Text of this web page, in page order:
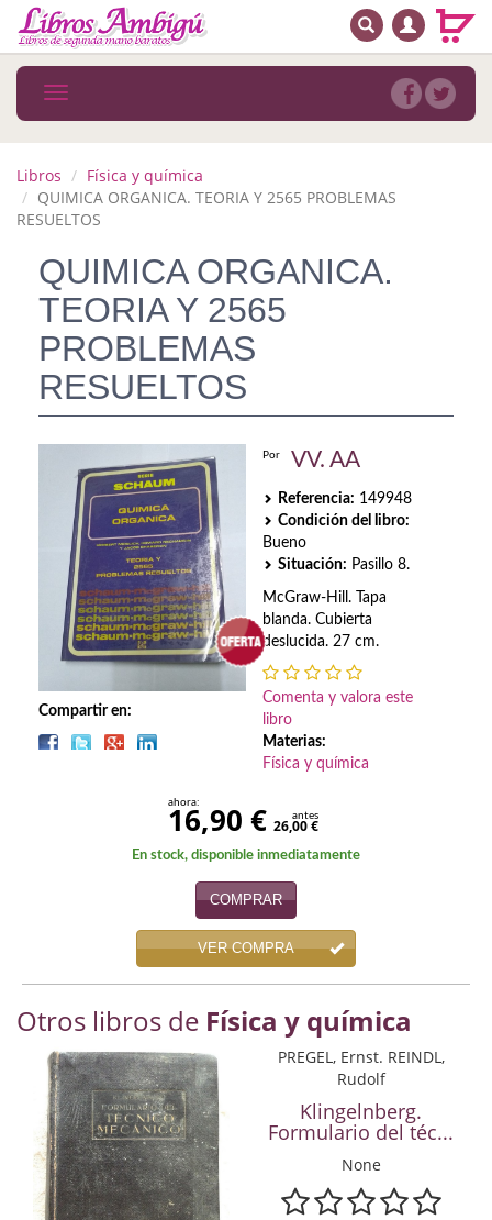
MENÚ PRINCIPAL
Novedades
MATERIAS
Arte
Astrología. Ocultismo
Autoayuda. Conocimiento personal
Autoayuda. Crecimiento personal
Biografía
Biografías
Ciencia ficción
Cocina
Discos deVinilo. LP
Enciclopedias
Ensayo
Ensayo literario
Filosofía
BUSCAR
Toggle
navigation
Libros
Física y química
QUIMICA ORGANICA. TEORIA Y 2565 PROBLEMAS
RESUELTOS
QUIMICA ORGANICA.
TEORIA Y 2565
PROBLEMAS
RESUELTOS
Compartir en:
Por VV. AA
Referencia: 149948
Condición del libro:
Bueno
Situación: Pasillo 8.
McGraw-Hill. Tapa
blanda. Cubierta
deslucida. 27 cm.
Comenta y valora este
libro
Materias:
Física y química
ahora:
16,90 € antes
26,00 €
En stock, disponible inmediatamente
COMPRAR
VER COMPRA
Otros libros de Física y química
PREGEL, Ernst. REINDL,
Rudolf
Klingelnberg.
Formulario del téc...
None